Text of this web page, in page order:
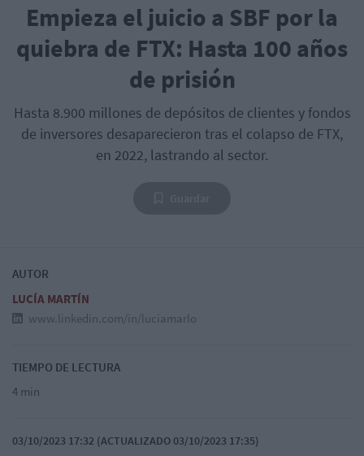
Empieza el juicio a SBF por la
quiebra de FTX: Hasta 100 años
de prisión
Hasta 8.900 millones de depósitos de clientes y fondos
de inversores desaparecieron tras el colapso de FTX,
en 2022, lastrando al sector.
AUTOR
LUCÍA MARTÍN
www.linkedin.com/in/luciamarlo
TIEMPO DE LECTURA
4 min
03/10/2023 17:32 (ACTUALIZADO 03/10/2023 17:35)